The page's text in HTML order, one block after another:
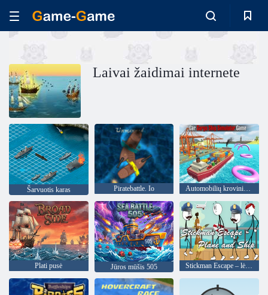
Laivai žaidimai internete
Šarvuotis karas Piratebattle. Io Automobilių krovininio laivo simuliatoriaus žaidimas
Plati pusė Jūros mūšis 505 Stickman Escape – lėktuvas ir laivas